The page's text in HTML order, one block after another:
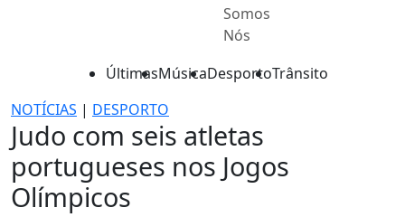
Somos
Nós
ÚltimasMúsicaDesportoTrânsito
NOTÍCIAS | DESPORTO
Judo com seis atletas
portugueses nos Jogos
Olímpicos